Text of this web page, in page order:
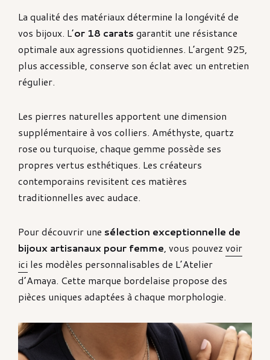
La qualité des matériaux détermine la longévité de
vos bijoux. L’or 18 carats garantit une résistance
optimale aux agressions quotidiennes. L’argent 925,
plus accessible, conserve son éclat avec un entretien
régulier.
Les pierres naturelles apportent une dimension
supplémentaire à vos colliers. Améthyste, quartz
rose ou turquoise, chaque gemme possède ses
propres vertus esthétiques. Les créateurs
contemporains revisitent ces matières
traditionnelles avec audace.
Pour découvrir une sélection exceptionnelle de
bijoux artisanaux pour femme, vous pouvez voir
ici les modèles personnalisables de L’Atelier
d’Amaya. Cette marque bordelaise propose des
pièces uniques adaptées à chaque morphologie.